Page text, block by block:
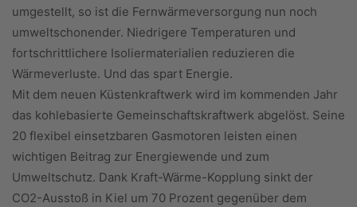
umgestellt, so ist die Fernwärmeversorgung nun noch
umweltschonender. Niedrigere Temperaturen und
fortschrittlichere Isoliermaterialien reduzieren die
Wärmeverluste. Und das spart Energie.
Mit dem neuen Küstenkraftwerk wird im kommenden Jahr
das kohlebasierte Gemeinschaftskraftwerk abgelöst. Seine
20 flexibel einsetzbaren Gasmotoren leisten einen
wichtigen Beitrag zur Energiewende und zum
Umweltschutz. Dank Kraft-Wärme-Kopplung sinkt der
CO2-Ausstoß in Kiel um 70 Prozent gegenüber dem